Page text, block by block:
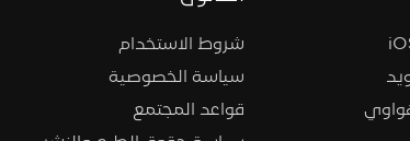
شروط الاستخدام
سياسة الخصوصية
قواعد المجتمع